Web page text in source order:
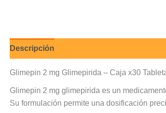
Descripción
Glimepin 2 mg Glimepirida – Caja x30
Glimepin 2 mg glimepirida es un
Su formulación permite una dosificación